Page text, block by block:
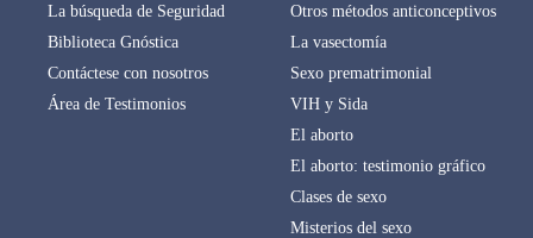
La búsqueda de Seguridad
Biblioteca Gnóstica
Contáctese con nosotros
Área de Testimonios
Otros métodos anticonceptivos
La vasectomía
Sexo prematrimonial
VIH y Sida
El aborto
El aborto: testimonio gráfico
Clases de sexo
Misterios del sexo